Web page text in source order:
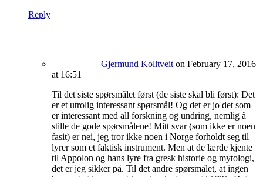
Reply
Gjermund Kolltveit on February 17, 2016
at 16:51
Til det siste spørsmålet først (de siste skal bli først): Det
er et utrolig interessant spørsmål! Og det er jo det som
er interessant med all forskning og undring, nemlig å
stille de gode spørsmålene! Mitt svar (som ikke er noen
fasit) er nei, jeg tror ikke noen i Norge forholdt seg til
lyrer som et faktisk instrument. Men at de lærde kjente
til Appolon og hans lyre fra gresk historie og mytologi,
det er jeg sikker på. Til det andre spørsmålet, at ingen